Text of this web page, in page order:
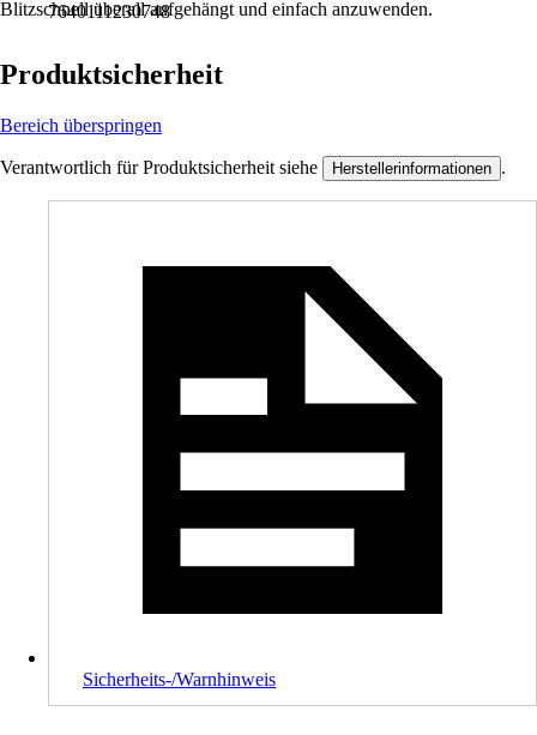
7640111230748
Blitzschnell überall aufgehängt und einfach anzuwenden.
Produktsicherheit
Bereich überspringen
Verantwortlich für Produktsicherheit siehe Herstellerinformationen .
Sicherheits-/Warnhinweis